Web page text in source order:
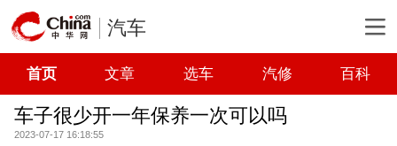
汽车
首页 文章 选车 汽修 百科
车子很少开一年保养一次可以吗
2023-07-17 16:18:55